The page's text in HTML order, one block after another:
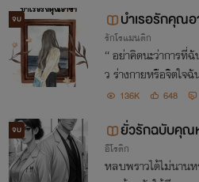
จบ บำเรอรักคุณอ
รักโรแมนติก
“ อย่าคิดนะว่าการที่
ว ร่างกายหรือจิตใจฉั
136K 648
จบ ยั่วรักฉบับคุณ
อีโรติก
หลบพราวได้ไม่นาน